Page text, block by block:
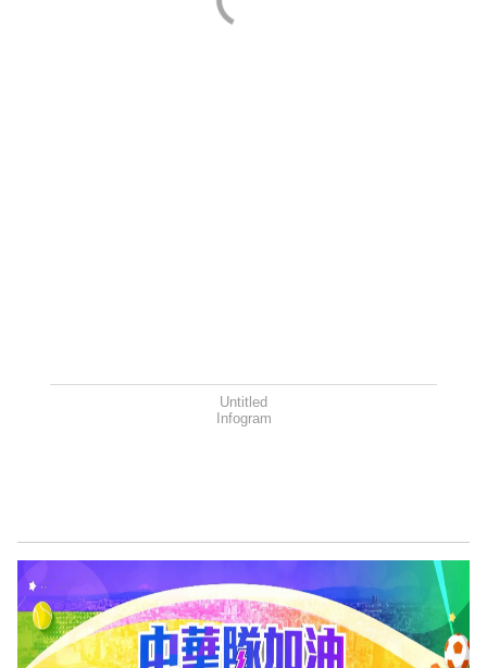
Untitled
Infogram